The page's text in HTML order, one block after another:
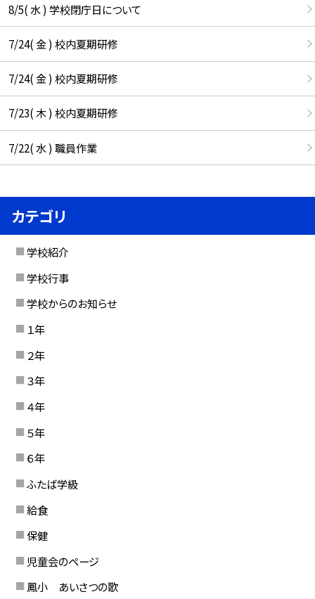
8/5( 水 ) 学校閉庁日について
7/24( 金 ) 校内夏期研修
7/24( 金 ) 校内夏期研修
7/23( 木 ) 校内夏期研修
7/22( 水 ) 職員作業
カテゴリ
学校紹介
学校行事
学校からのお知らせ
１年
２年
３年
４年
５年
６年
ふたば学級
給食
保健
児童会のページ
鳳小 あいさつの歌